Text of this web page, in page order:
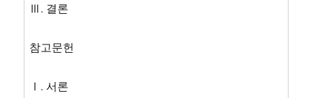
Ⅲ. 결론
참고문헌
Ⅰ. 서론